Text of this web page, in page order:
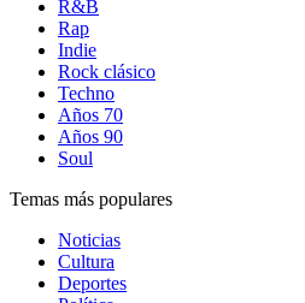
R&B
Rap
Indie
Rock clásico
Techno
Años 70
Años 90
Soul
Temas más populares
Noticias
Cultura
Deportes